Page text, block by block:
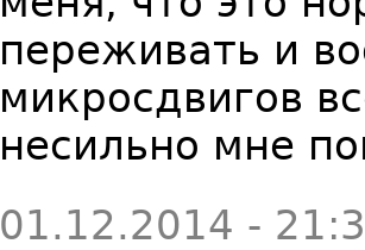
переживать и
микросдвигов
несильно мне
01.12.2014 -